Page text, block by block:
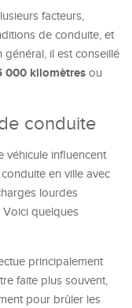
facteurs,
de conduite, et
général, il est conseillé
000 kilomètres ou
conduite
véhicule influencent
en ville avec
lourdes
Voici quelques
principalement
faite plus souvent,
pour brûler les